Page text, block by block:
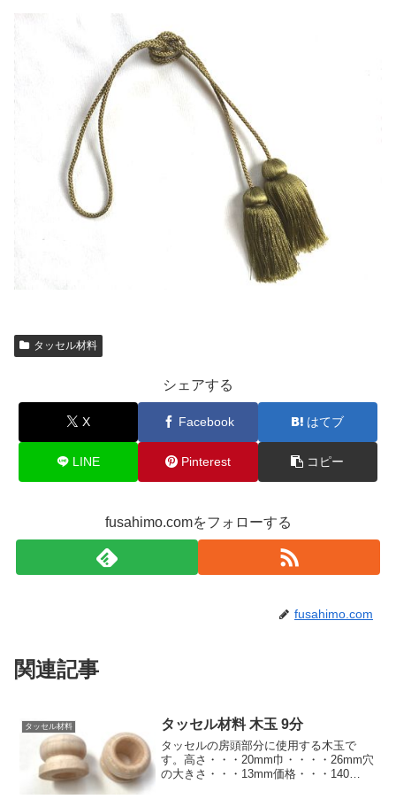
タッセル材料
シェアする
X Facebook はてブ
LINE Pinterest コピー
fusahimo.comをフォローする
fusahimo.com
関連記事
タッセル材料 タッセル材料 木玉 9分
タッセルの房頭部分に使用する木玉で
す。高さ・・・20mm巾・・・・26mm穴
の大きさ・・・13mm価格・・・140